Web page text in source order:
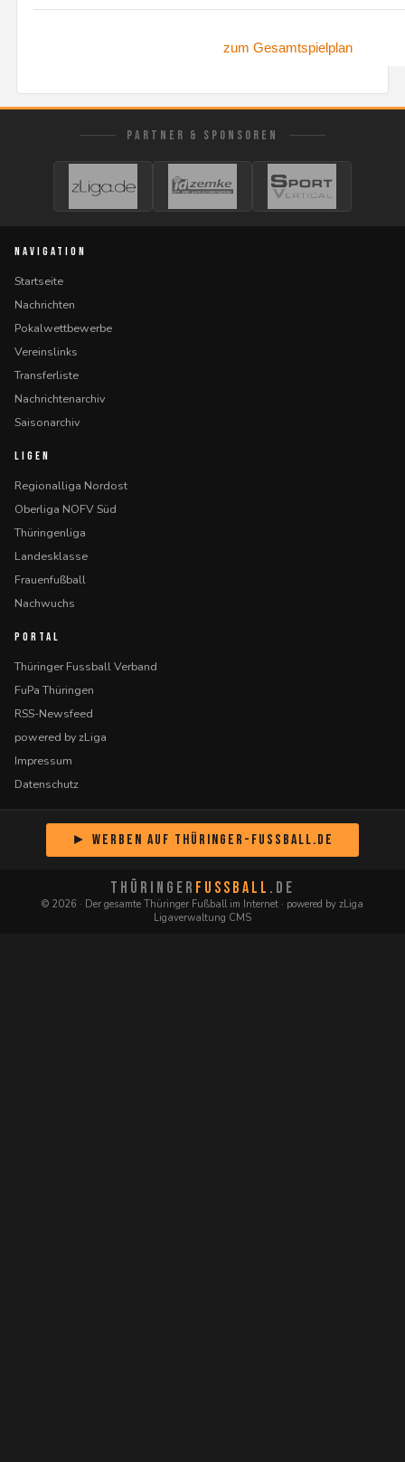
zum Gesamtspielplan
PARTNER & SPONSOREN
NAVIGATION
Startseite
Nachrichten
Pokalwettbewerbe
Vereinslinks
Transferliste
Nachrichtenarchiv
Saisonarchiv
LIGEN
Regionalliga Nordost
Oberliga NOFV Süd
Thüringenliga
Landesklasse
Frauenfußball
Nachwuchs
PORTAL
Thüringer Fussball Verband
FuPa Thüringen
RSS-Newsfeed
powered by zLiga
Impressum
Datenschutz
► Werben auf Thüringer-Fussball.de
THÜRINGER FUSSBALL .DE
© 2026 · Der gesamte Thüringer Fußball im Internet · powered by zLiga
Ligaverwaltung CMS